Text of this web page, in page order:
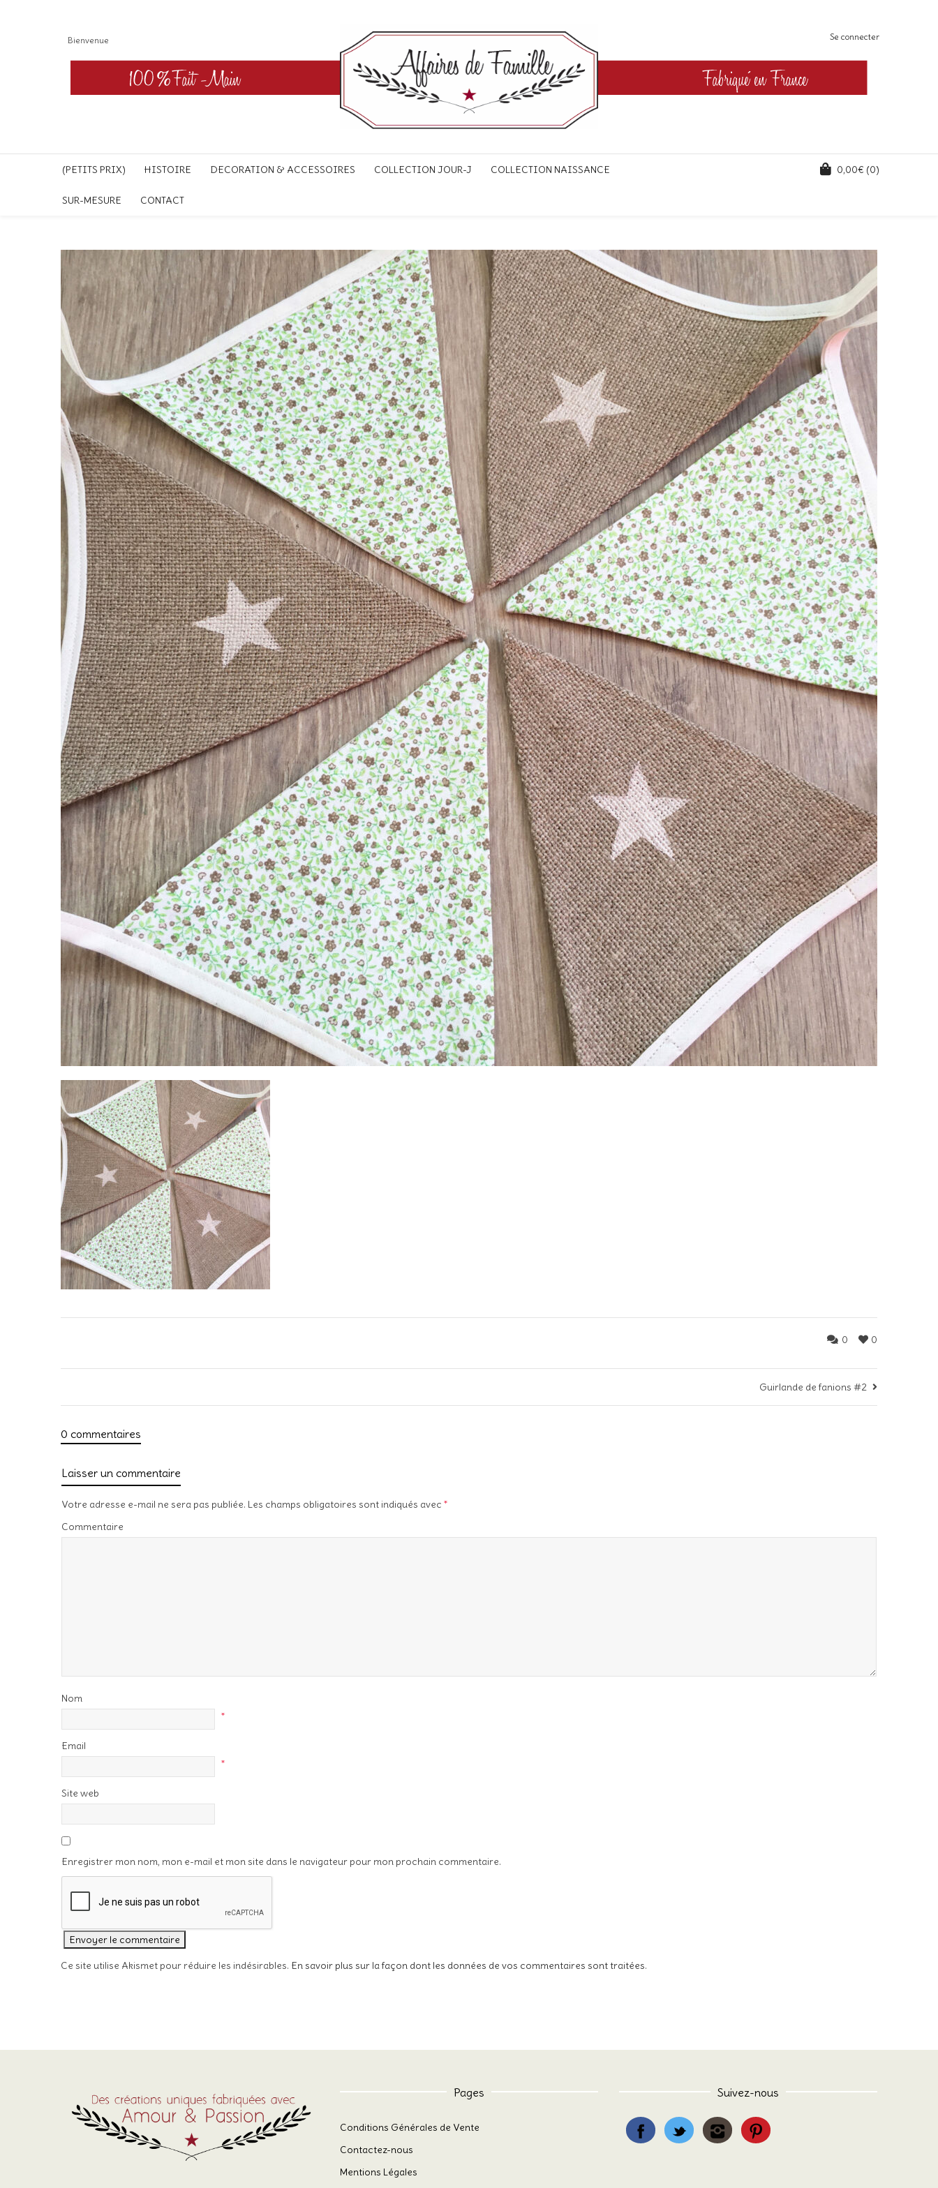
Bienvenue Se connecter
(PETITS PRIX) HISTOIRE DECORATION & ACCESSOIRES COLLECTION JOUR-J COLLECTION NAISSANCE
SUR-MESURE CONTACT
0,00€ (0)
0
0
Guirlande de fanions #2
0 commentaires
Laisser un commentaire
Votre adresse e-mail ne sera pas publiée. Les champs obligatoires sont indiqués avec *
Commentaire
Nom
*
Email
*
Site web
Enregistrer mon nom, mon e-mail et mon site dans le navigateur pour mon prochain commentaire.
Ce site utilise Akismet pour réduire les indésirables. En savoir plus sur la façon dont les données de vos commentaires sont traitées.
Pages
Conditions Générales de Vente
Contactez-nous
Mentions Légales
Suivez-nous